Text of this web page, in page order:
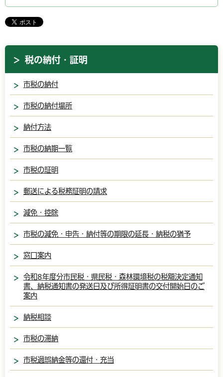
税の納付・証明
市税の納付
市税の納付場所
納付方法
市税の納期一覧
市税の証明
郵送による税務証明の請求
減免・控除
市税の減免・申告・納付等の期限の延長・納税の猶予
窓口案内
令和8年度分市民税・県民税・森林環境税の税額決定通知
書、納税通知書の発送日及び所得証明書の交付開始日のご
案内
納税相談
市税の滞納
市税過誤納金等の還付・充当